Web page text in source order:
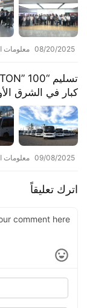
08/20/2025 معلومات
كبار في الشرق
التعليم​​
09/08/2025 معلومات
اترك تعليقاً